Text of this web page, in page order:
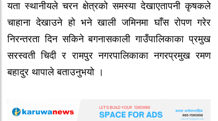
यता स्थानीयले चरन क्षेत्रको समस्या देखाएतापनी कृषकले
चाहाना देखाउने हो भने खाली जमिनमा घाँस रोपण गरेर
निरन्तरता दिन सकिने बगनासकाली गाउँपालिकाका प्रमुख
सरस्वती चिदी र रामपुर नगरपालिकाका नगरप्रमुख रमण
बहादुर थापाले बताउनुभयो ।